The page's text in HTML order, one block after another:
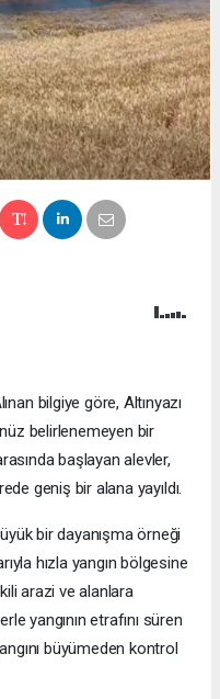
bilgiye göre, Altınyazı
belirlenemeyen bir
başlayan alevler,
geniş bir alana yayıldı.
bir dayanışma örneği
hızla yangın bölgesine
arazi ve alanlara
yangının etrafını süren
büyümeden kontrol